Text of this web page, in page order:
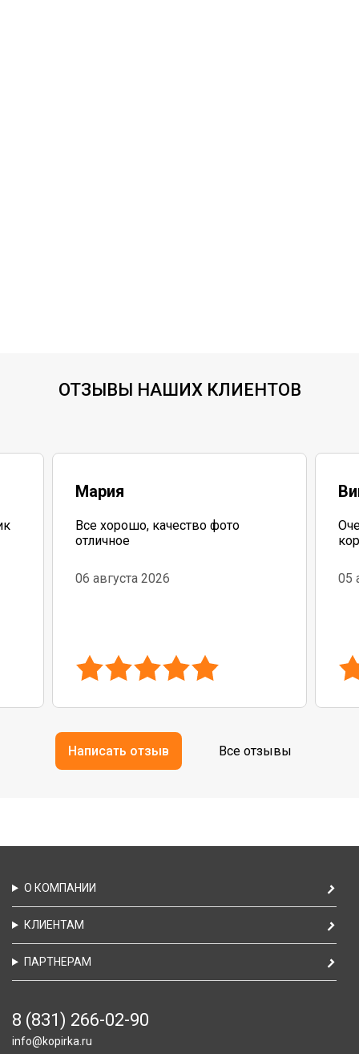
ОТЗЫВЫ НАШИХ КЛИЕНТОВ
Мария
Все хорошо, качество фото
отличное
06 августа 2026 05
Написать отзыв Все отзывы
О КОМПАНИИ
КЛИЕНТАМ
ПАРТНЕРАМ
8 (831) 266-02-90
info@kopirka.ru